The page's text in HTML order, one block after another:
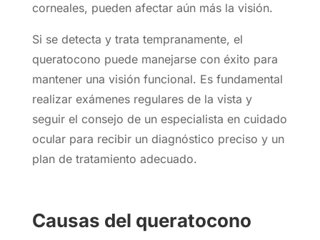
corneales, pueden afectar aún más la visión.
Si se detecta y trata tempranamente, el
queratocono puede manejarse con éxito para
mantener una visión funcional. Es fundamental
realizar exámenes regulares de la vista y
seguir el consejo de un especialista en cuidado
ocular para recibir un diagnóstico preciso y un
plan de tratamiento adecuado.
Causas del queratocono